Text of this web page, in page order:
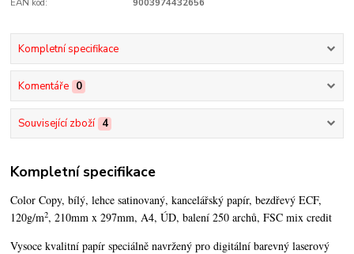
EAN kód:
9003974432656
Kompletní specifikace
Komentáře 0
Související zboží 4
Kompletní specifikace
Color Copy, bílý, lehce satinovaný, kancelářský papír, bezdřevý ECF,
120g/m2, 210mm x 297mm, A4, ÚD, balení 250 archů, FSC mix credit
Vysoce kvalitní papír speciálně navržený pro digitální barevný laserový